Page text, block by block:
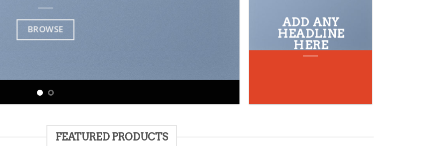
BROWSE BROWSE
ADD ANY
HEADLINE
HERE
FEATURED PRODUCTS